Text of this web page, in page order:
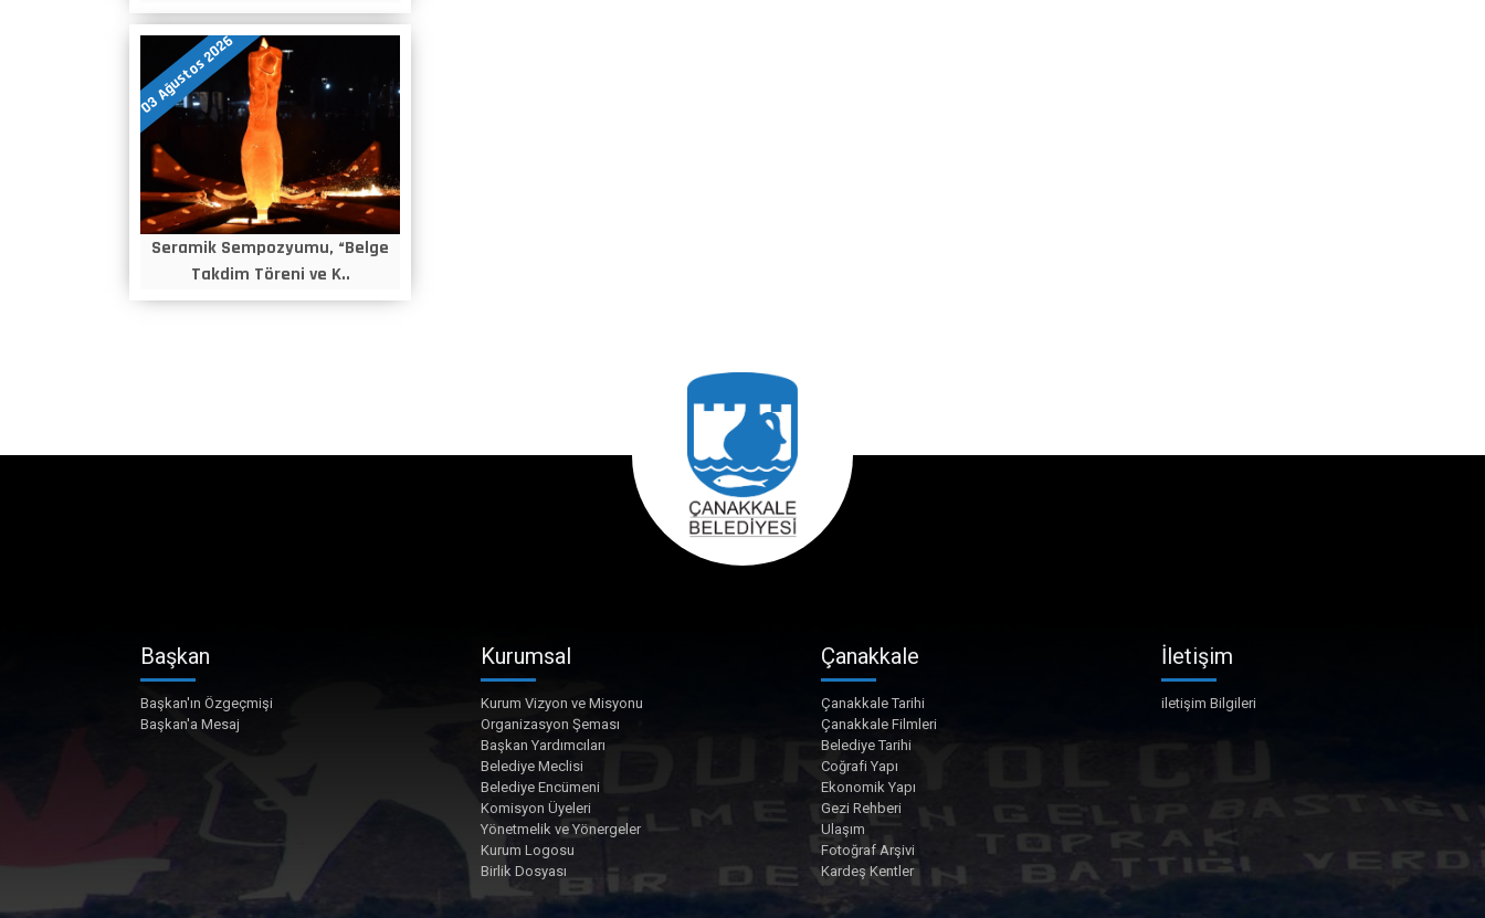
03 Ağustos 2026
Seramik Sempozyumu, “Belge
Takdim Töreni ve K..
Başkan
Başkan'ın Özgeçmişi
Başkan'a Mesaj
Kurumsal
Kurum Vizyon ve Misyonu
Organizasyon Şeması
Başkan Yardımcıları
Belediye Meclisi
Belediye Encümeni
Komisyon Üyeleri
Yönetmelik ve Yönergeler
Kurum Logosu
Birlik Dosyası
Çanakkale
Çanakkale Tarihi
Çanakkale Filmleri
Belediye Tarihi
Coğrafi Yapı
Ekonomik Yapı
Gezi Rehberi
Ulaşım
Fotoğraf Arşivi
Kardeş Kentler
İletişim
iletişim Bilgileri